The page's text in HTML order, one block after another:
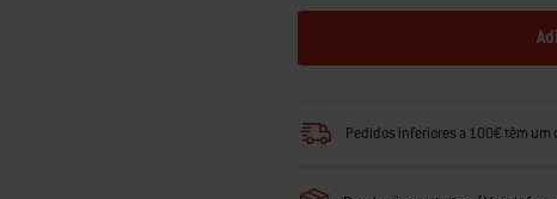
Pedidos inferiores a 100€ têm um